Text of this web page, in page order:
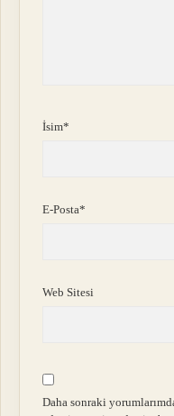
İsim*
E-Posta*
Web Sitesi
Daha sonraki